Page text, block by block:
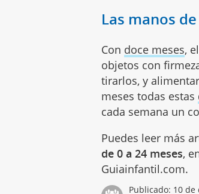
Las manos
Con doce meses,
objetos con
tirarlos, y
meses todas estas
cada semana un
Puedes leer más
de 0 a 24 meses,
Guiainfantil.com.
Publicado: 10 de